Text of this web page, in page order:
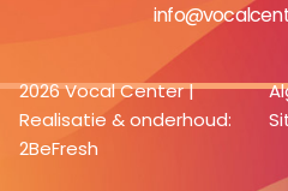
2026 Vocal Center |
Realisatie & onderhoud:
2BeFresh